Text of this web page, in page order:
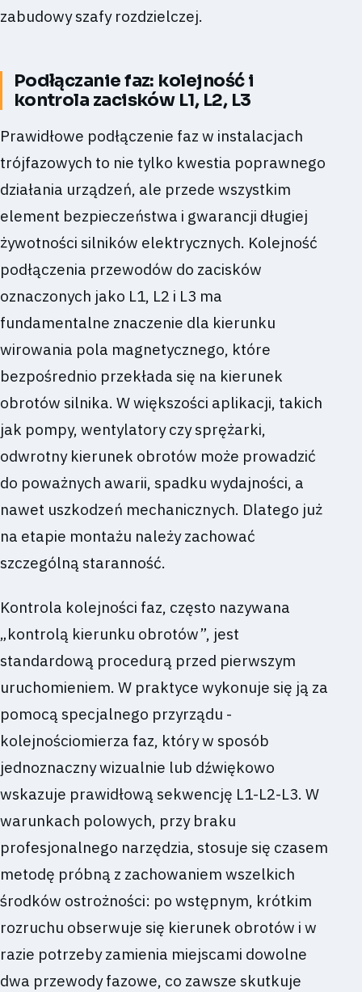
zabudowy szafy rozdzielczej.
Podłączanie faz: kolejność i
kontrola zacisków L1, L2, L3
Prawidłowe podłączenie faz w instalacjach
trójfazowych to nie tylko kwestia poprawnego
działania urządzeń, ale przede wszystkim
element bezpieczeństwa i gwarancji długiej
żywotności silników elektrycznych. Kolejność
podłączenia przewodów do zacisków
oznaczonych jako L1, L2 i L3 ma
fundamentalne znaczenie dla kierunku
wirowania pola magnetycznego, które
bezpośrednio przekłada się na kierunek
obrotów silnika. W większości aplikacji, takich
jak pompy, wentylatory czy sprężarki,
odwrotny kierunek obrotów może prowadzić
do poważnych awarii, spadku wydajności, a
nawet uszkodzeń mechanicznych. Dlatego już
na etapie montażu należy zachować
szczególną staranność.
Kontrola kolejności faz, często nazywana
„kontrolą kierunku obrotów”, jest
standardową procedurą przed pierwszym
uruchomieniem. W praktyce wykonuje się ją za
pomocą specjalnego przyrządu -
kolejnościomierza faz, który w sposób
jednoznaczny wizualnie lub dźwiękowo
wskazuje prawidłową sekwencję L1-L2-L3. W
warunkach polowych, przy braku
profesjonalnego narzędzia, stosuje się czasem
metodę próbną z zachowaniem wszelkich
środków ostrożności: po wstępnym, krótkim
rozruchu obserwuje się kierunek obrotów i w
razie potrzeby zamienia miejscami dowolne
dwa przewody fazowe, co zawsze skutkuje